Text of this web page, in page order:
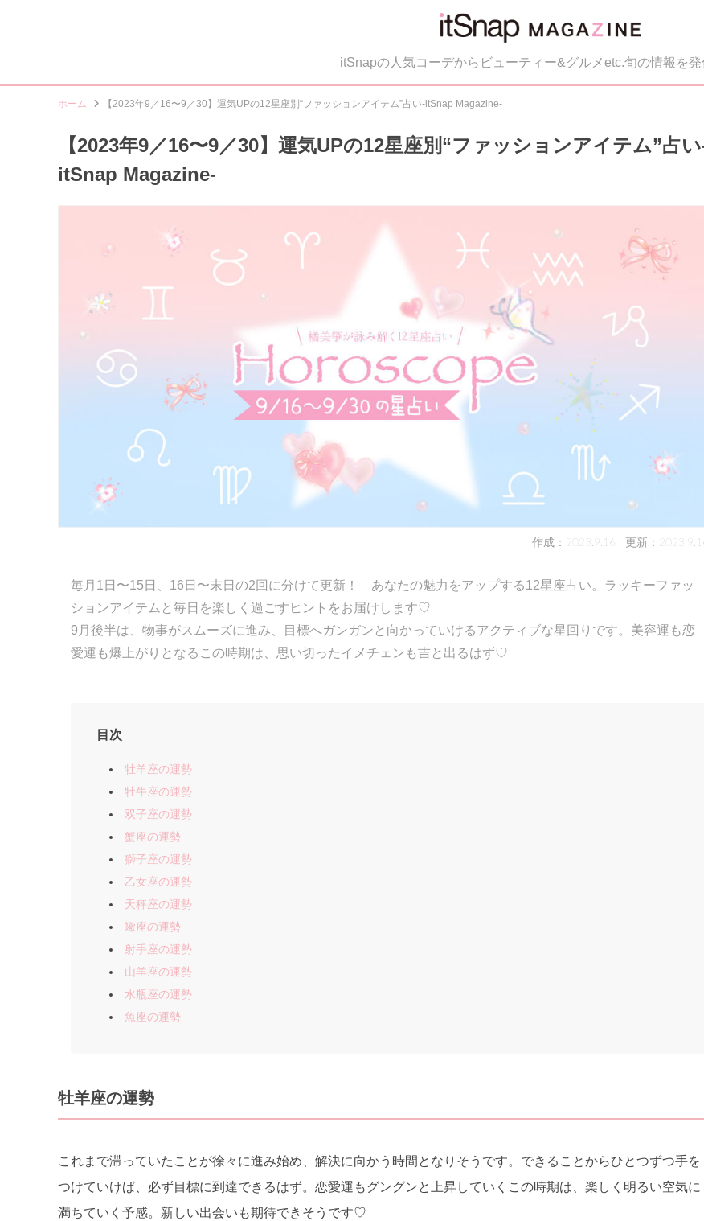
itSnapの人気コーデからビューティー&グルメetc.旬の情報を
ホーム 【2023年9／16〜9／30】運気UPの12星座別“ファッションアイテム”占い-itSnap Magazine-
【2023年9／16〜9／30】運気UPの12星座別“ファッションアイテム”占
itSnap Magazine-
作成：2023.9.16 更新：
毎月1日〜15日、16日〜末日の2回に分けて更新！ あなたの魅力をアップする12星座占い。ラッキーファッ
ションアイテムと毎日を楽しく過ごすヒントをお届けします♡
9月後半は、物事がスムーズに進み、目標へガンガンと向かっていけるアクティブな星回りです。美容運も恋
愛運も爆上がりとなるこの時期は、思い切ったイメチェンも吉と出るはず♡
目次
牡羊座の運勢
牡牛座の運勢
双子座の運勢
蟹座の運勢
獅子座の運勢
乙女座の運勢
天秤座の運勢
蠍座の運勢
射手座の運勢
山羊座の運勢
水瓶座の運勢
魚座の運勢
牡羊座の運勢
これまで滞っていたことが徐々に進み始め、解決に向かう時間となりそうです。できることからひとつずつ手を
つけていけば、必ず目標に到達できるはず。恋愛運もグングンと上昇していくこの時期は、楽しく明るい空気に
満ちていく予感。新しい出会いも期待できそうです♡